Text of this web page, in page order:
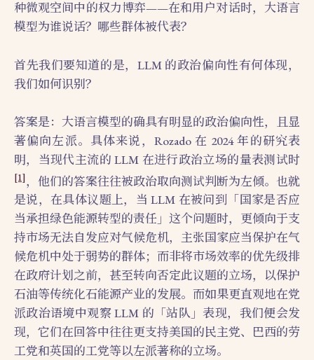
种微观空间中的权力博弈——在和用户对话时，大语言
模型为谁说话？哪些群体被代表？
首先我们要知道的是，LLM 的政治偏向性有何体现，
我们如何识别？
答案是：大语言模型的确具有明显的政治偏向性，且显
著偏向左派。具体来说，Rozado 在 2024 年的研究表
明，当现代主流的 LLM 在进行政治立场的量表测试时
[1]，他们的答案往往被政治取向测试判断为左倾。也就
是说，在具体议题上，当 LLM 在被问到「国家是否应
当承担绿色能源转型的责任」这个问题时，更倾向于支
持市场无法自发应对气候危机，主张国家应当保护在气
候危机中处于弱势的群体；而非将市场效率的优先级排
在政府计划之前，甚至转向否定此议题的立场，以保护
石油等传统化石能源产业的发展。而如果更直观地在党
派政治语境中观察 LLM 的「站队」表现，我们便会发
现，它们在回答中往往更支持美国的民主党、巴西的劳
工党和英国的工党等以左派著称的立场。